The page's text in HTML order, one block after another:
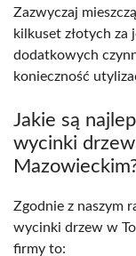
Zazwyczaj
kilkuset złotych za
dodatkowych
konieczność
Jakie są
wycinki
Zgodnie z naszym
wycinki drzew w
firmy to: